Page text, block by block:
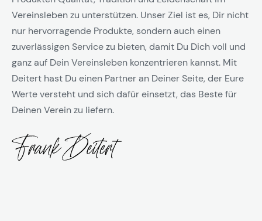
Vereinsleben zu unterstützen. Unser Ziel ist es, Dir nicht
nur hervorragende Produkte, sondern auch einen
zuverlässigen Service zu bieten, damit Du Dich voll und
ganz auf Dein Vereinsleben konzentrieren kannst. Mit
Deitert hast Du einen Partner an Deiner Seite, der Eure
Werte versteht und sich dafür einsetzt, das Beste für
Deinen Verein zu liefern.